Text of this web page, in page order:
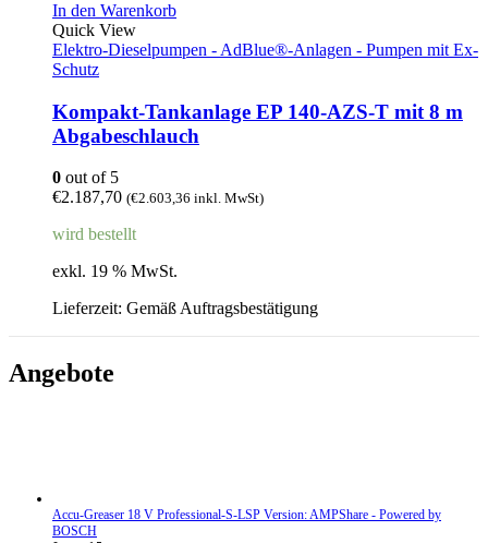
In den Warenkorb
Quick View
Elektro-Dieselpumpen - AdBlue®-Anlagen - Pumpen mit Ex-
Schutz
Kompakt-Tankanlage EP 140-AZS-T mit 8 m
Abgabeschlauch
0 out of 5
€2.187,70 (€2.603,36 inkl. MwSt)
wird bestellt
exkl. 19 % MwSt.
Lieferzeit: Gemäß Auftragsbestätigung
Angebote
Accu-Greaser 18 V Professional-S-LSP Version: AMPShare - Powered by
BOSCH